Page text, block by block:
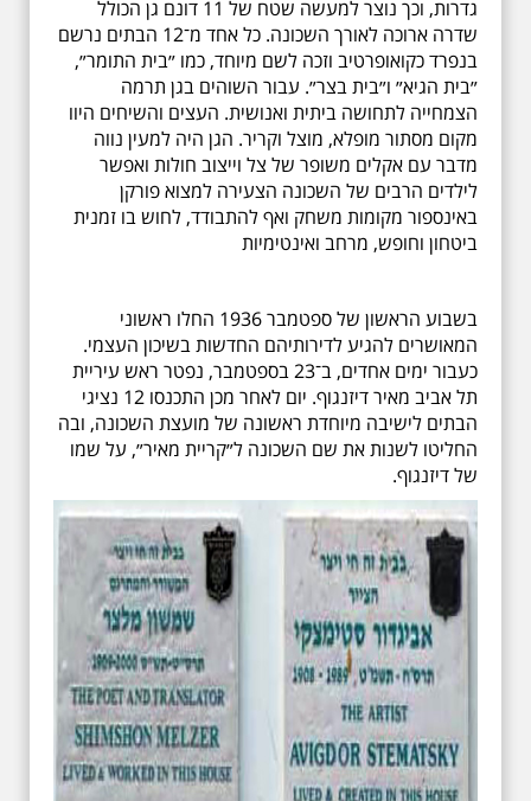
גדרות, וכך נוצר למעשה שטח של 11 דונם גן הכולל
שדרה ארוכה לאורך השכונה. כל אחד מ־12 הבתים נרשם
בנפרד כקואופרטיב וזכה לשם מיוחד, כמו ״בית התומר״,
״בית הגיא״ ו״בית בצר״. עבור השוהים בגן תרמה
הצמחייה לתחושה ביתית ואנושית. העצים והשיחים היוו
מקום מסתור מופלא, מוצל וקריר. הגן היה למעין נווה
מדבר עם אקלים משופר של צל וייצוב חולות ואפשר
לילדים הרבים של השכונה הצעירה למצוא פורקן
באינספור מקומות משחק ואף להתבודד, לחוש בו זמנית
ביטחון וחופש, מרחב ואינטימיות
בשבוע הראשון של ספטמבר 1936 החלו ראשוני
המאושרים להגיע לדירותיהם החדשות בשיכון העצמי.
כעבור ימים אחדים, ב־23 בספטמבר, נפטר ראש עיריית
תל אביב מאיר דיזנגוף. יום לאחר מכן התכנסו 12 נציגי
הבתים לישיבה מיוחדת ראשונה של מועצת השכונה, ובה
החליטו לשנות את שם השכונה ל״קריית מאיר״, על שמו
של דיזנגוף.